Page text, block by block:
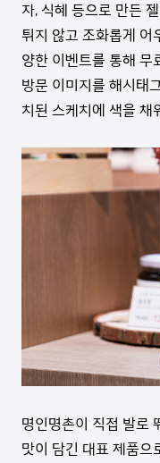
자, 식혜 등으로 만든
튀지 않고 조화롭게 어
양한 이벤트를 통해 무
방문 이미지를 해시태
치된 스케치에 색을 채
명인명촌이 직접 발로
맛이 담긴 대표 제품으